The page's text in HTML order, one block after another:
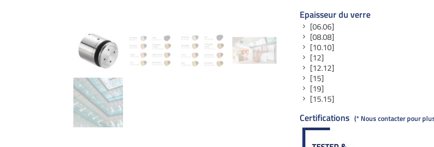
Epaisseur du verre
[06.06]
[08.08]
[10.10]
[12]
[12.12]
[15]
[19]
[15.15]
Certifications * Nous contacter pour